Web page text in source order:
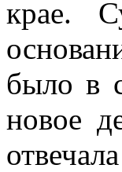
крае.
было в
новое